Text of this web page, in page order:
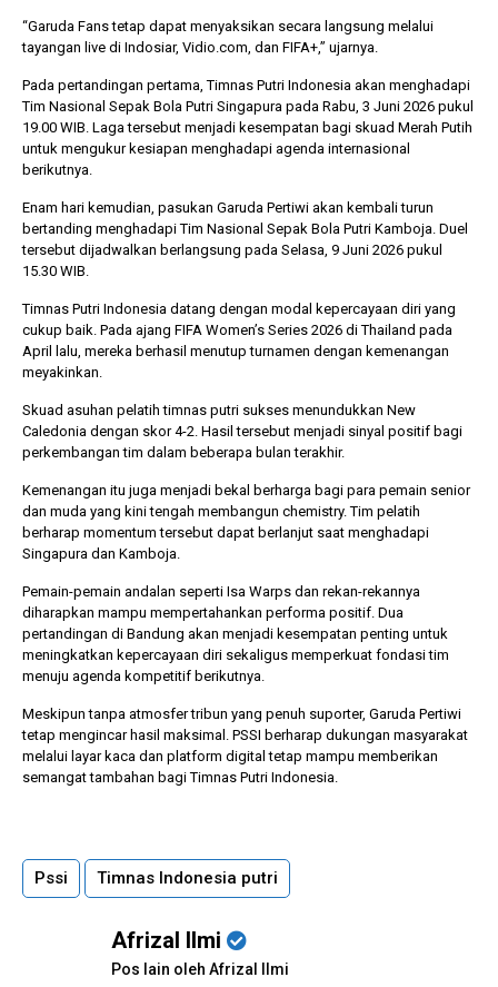
“Garuda Fans tetap dapat menyaksikan secara langsung melalui
tayangan live di Indosiar, Vidio.com, dan FIFA+,” ujarnya.
Pada pertandingan pertama, Timnas Putri Indonesia akan menghadapi
Tim Nasional Sepak Bola Putri Singapura pada Rabu, 3 Juni 2026 pukul
19.00 WIB. Laga tersebut menjadi kesempatan bagi skuad Merah Putih
untuk mengukur kesiapan menghadapi agenda internasional
berikutnya.
Enam hari kemudian, pasukan Garuda Pertiwi akan kembali turun
bertanding menghadapi Tim Nasional Sepak Bola Putri Kamboja. Duel
tersebut dijadwalkan berlangsung pada Selasa, 9 Juni 2026 pukul
15.30 WIB.
Timnas Putri Indonesia datang dengan modal kepercayaan diri yang
cukup baik. Pada ajang FIFA Women’s Series 2026 di Thailand pada
April lalu, mereka berhasil menutup turnamen dengan kemenangan
meyakinkan.
Skuad asuhan pelatih timnas putri sukses menundukkan New
Caledonia dengan skor 4-2. Hasil tersebut menjadi sinyal positif bagi
perkembangan tim dalam beberapa bulan terakhir.
Kemenangan itu juga menjadi bekal berharga bagi para pemain senior
dan muda yang kini tengah membangun chemistry. Tim pelatih
berharap momentum tersebut dapat berlanjut saat menghadapi
Singapura dan Kamboja.
Pemain-pemain andalan seperti Isa Warps dan rekan-rekannya
diharapkan mampu mempertahankan performa positif. Dua
pertandingan di Bandung akan menjadi kesempatan penting untuk
meningkatkan kepercayaan diri sekaligus memperkuat fondasi tim
menuju agenda kompetitif berikutnya.
Meskipun tanpa atmosfer tribun yang penuh suporter, Garuda Pertiwi
tetap mengincar hasil maksimal. PSSI berharap dukungan masyarakat
melalui layar kaca dan platform digital tetap mampu memberikan
semangat tambahan bagi Timnas Putri Indonesia.
Pssi Timnas Indonesia putri
Afrizal Ilmi
Pos lain oleh Afrizal Ilmi